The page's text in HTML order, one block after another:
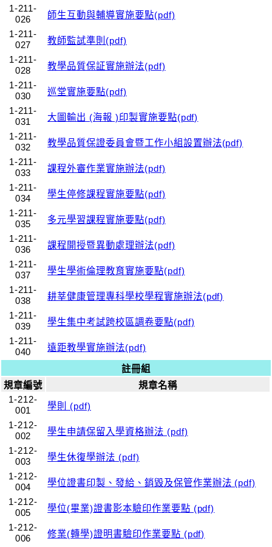
1-211-
026
師生互動與輔導實施要點(pdf)
1-211-
027
教師監試準則(pdf)
1-211-
028
教學品質保証實施辦法(pdf)
1-211-
030
巡堂實施要點(pdf)
1-211-
031
大圖輸出 (海報 )印製實施要點(pdf)
1-211-
032
教學品質保證委員會暨工作小組設置辦法(pdf)
1-211-
033
課程外審作業實施辦法(pdf)
1-211-
034
學生停修課程實施要點(pdf)
1-211-
035
多元學習課程實施要點(pdf)
1-211-
036
課程開授暨異動處理辦法(pdf)
1-211-
037
學生學術倫理教育實施要點(pdf)
1-211-
038
耕莘健康管理專科學校學程實施辦法(pdf)
1-211-
039
學生集中考試跨校區調卷要點(pdf)
1-211-
040
遠距教學實施辦法(pdf)
註冊組
規章編號
規章名稱
1-212-
001
學則 (pdf)
1-212-
002
學生申請保留入學資格辦法 (pdf)
1-212-
003
學生休復學辦法 (pdf)
1-212-
004
學位證書印製、發給、銷毀及保管作業辦法 (pdf)
1-212-
005
學位(畢業)證書影本驗印作業要點 (pdf)
1-212-
006
修業(轉學)證明書驗印作業要點 (pdf)